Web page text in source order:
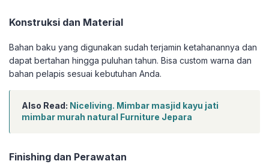
Konstruksi dan Material
Bahan baku yang digunakan sudah terjamin ketahanannya dan
dapat bertahan hingga puluhan tahun. Bisa custom warna dan
bahan pelapis sesuai kebutuhan Anda.
Also Read: Niceliving. Mimbar masjid kayu jati
mimbar murah natural Furniture Jepara
Finishing dan Perawatan